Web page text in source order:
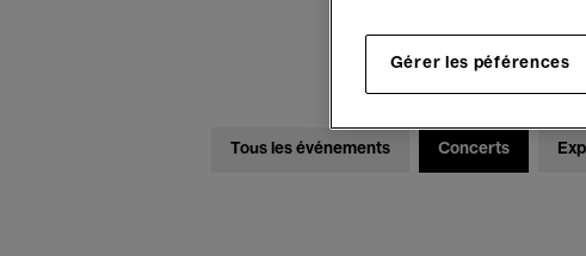
Tous les événements Concerts
Gérer les péférences